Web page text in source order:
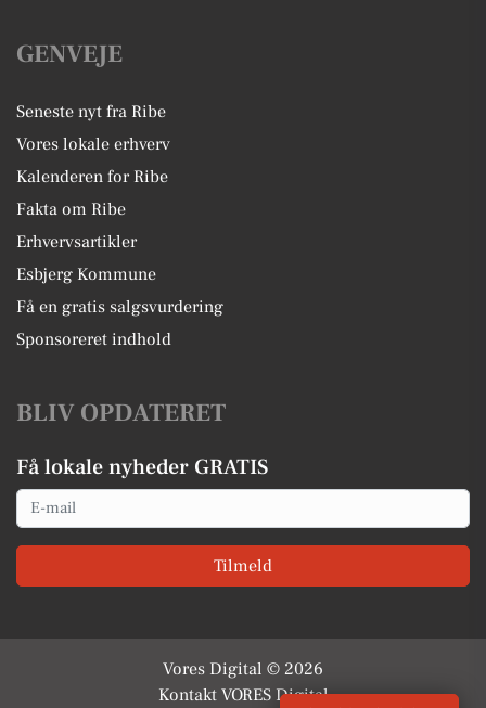
GENVEJE
Seneste nyt fra Ribe
Vores lokale erhverv
Kalenderen for Ribe
Fakta om Ribe
Erhvervsartikler
Esbjerg Kommune
Få en gratis salgsvurdering
Sponsoreret indhold
BLIV OPDATERET
Få lokale nyheder GRATIS
Email
Tilmeld
Vores Digital © 2026
Kontakt VORES Digital